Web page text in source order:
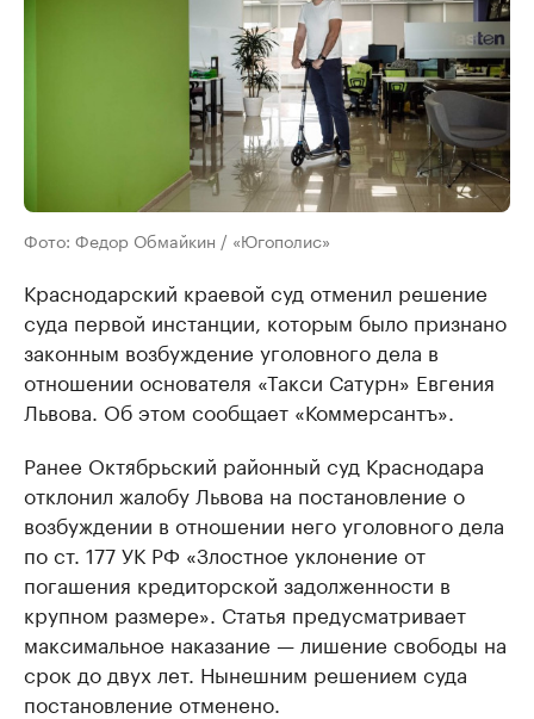
Фото: Федор Обмайкин / «Югополис»
Краснодарский краевой суд отменил решение
суда первой инстанции, которым было признано
законным возбуждение уголовного дела в
отношении основателя «Такси Сатурн» Евгения
Львова. Об этом сообщает «Коммерсантъ».
Ранее Октябрьский районный суд Краснодара
отклонил жалобу Львова на постановление о
возбуждении в отношении него уголовного дела
по ст. 177 УК РФ «Злостное уклонение от
погашения кредиторской задолженности в
крупном размере». Статья предусматривает
максимальное наказание — лишение свободы на
срок до двух лет. Нынешним решением суда
постановление отменено.